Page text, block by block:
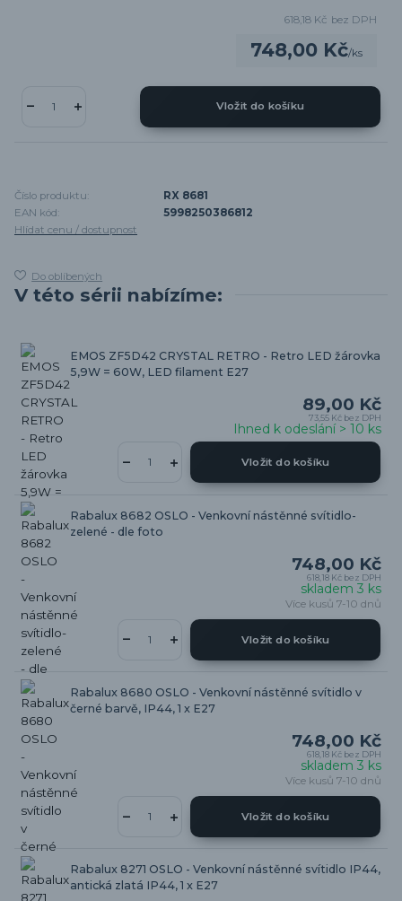
748,00 Kč/ks
618,18 Kč bez DPH
Vložit do košíku
Číslo produktu:
RX 8681
EAN kód:
5998250386812
Hlídat cenu / dostupnost
Do oblíbených
V této sérii nabízíme:
EMOS ZF5D42 CRYSTAL RETRO - Retro LED žárovka
5,9W = 60W, LED filament E27
89,00 Kč
73,55 Kč bez DPH
Ihned k odeslání > 10 ks
Vložit do košíku
Rabalux 8682 OSLO - Venkovní nástěnné svítidlo-
zelené - dle foto
748,00 Kč
618,18 Kč bez DPH
skladem 3 ks
Více kusů 7-10 dnů
Vložit do košíku
Rabalux 8680 OSLO - Venkovní nástěnné svítidlo v
černé barvě, IP44, 1 x E27
748,00 Kč
618,18 Kč bez DPH
skladem 3 ks
Více kusů 7-10 dnů
Vložit do košíku
Rabalux 8271 OSLO - Venkovní nástěnné svítidlo IP44,
antická zlatá IP44, 1 x E27